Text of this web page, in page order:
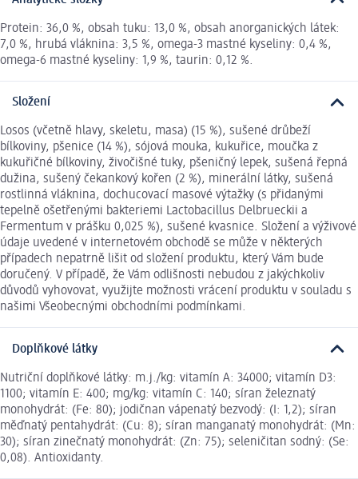
Protein: 36,0 %, obsah tuku: 13,0 %, obsah anorganických látek:
7,0 %, hrubá vláknina: 3,5 %, omega-3 mastné kyseliny: 0,4 %,
omega-6 mastné kyseliny: 1,9 %, taurin: 0,12 %.
Složení
Losos (včetně hlavy, skeletu, masa) (15 %), sušené drůbeží
bílkoviny, pšenice (14 %), sójová mouka, kukuřice, moučka z
kukuřičné bílkoviny, živočišné tuky, pšeničný lepek, sušená řepná
dužina, sušený čekankový kořen (2 %), minerální látky, sušená
rostlinná vláknina, dochucovací masové výtažky (s přidanými
tepelně ošetřenými bakteriemi Lactobacillus Delbrueckii a
Fermentum v prášku 0,025 %), sušené kvasnice. Složení a výživové
údaje uvedené v internetovém obchodě se může v některých
případech nepatrně lišit od složení produktu, který Vám bude
doručený. V případě, že Vám odlišnosti nebudou z jakýchkoliv
důvodů vyhovovat, využijte možnosti vrácení produktu v souladu s
našimi Všeobecnými obchodními podmínkami.
Doplňkové látky
Nutriční doplňkové látky: m.j./kg: vitamín A: 34000; vitamín D3:
1100; vitamín E: 400; mg/kg: vitamín C: 140; síran železnatý
monohydrát: (Fe: 80); jodičnan vápenatý bezvodý: (I: 1,2); síran
měďnatý pentahydrát: (Cu: 8); síran manganatý monohydrát: (Mn:
30); síran zinečnatý monohydrát: (Zn: 75); seleničitan sodný: (Se:
0,08). Antioxidanty.